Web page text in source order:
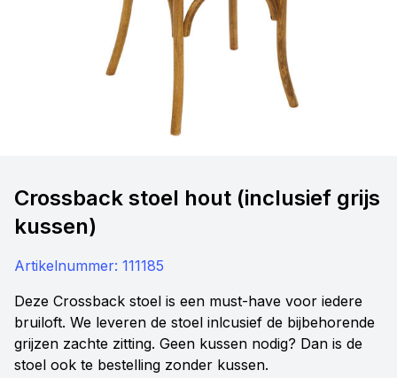
Crossback stoel hout (inclusief grijs
kussen)
Artikelnummer: 111185
Deze Crossback stoel is een must-have voor iedere
bruiloft. We leveren de stoel inlcusief de bijbehorende
grijzen zachte zitting. Geen kussen nodig? Dan is de
stoel ook te bestelling zonder kussen.